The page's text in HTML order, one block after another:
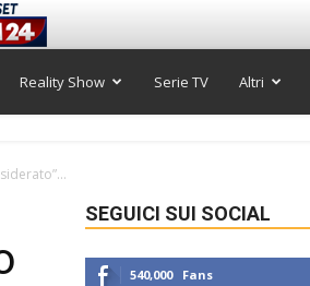
Reality Show Serie TV Altri
SEGUICI SUI SOCIAL
540,000 Fans